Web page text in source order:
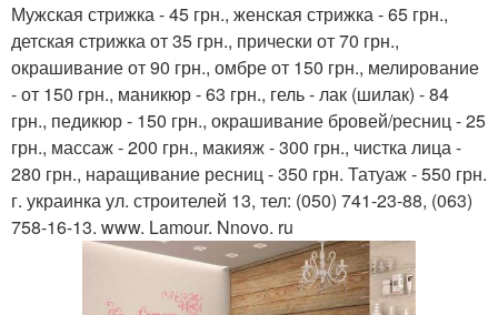
Мужская стрижка - 45 грн., женская стрижка - 65 грн.,
детская стрижка от 35 грн., прически от 70 грн.,
окрашивание от 90 грн., омбре от 150 грн., мелирование
- от 150 грн., маникюр - 63 грн., гель - лак (шилак) - 84
грн., педикюр - 150 грн., окрашивание бровей/ресниц - 25
грн., массаж - 200 грн., макияж - 300 грн., чистка лица -
280 грн., наращивание ресниц - 350 грн. Татуаж - 550 грн.
г. украинка ул. строителей 13, тел: (050) 741-23-88, (063)
758-16-13. www. Lamour. Nnovo. ru